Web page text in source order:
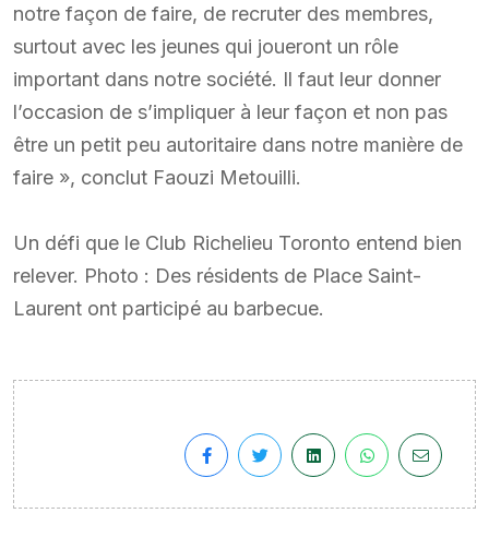
notre façon de faire, de recruter des membres,
surtout avec les jeunes qui joueront un rôle
important dans notre société. Il faut leur donner
l’occasion de s’impliquer à leur façon et non pas
être un petit peu autoritaire dans notre manière de
faire », conclut Faouzi Metouilli.
Un défi que le Club Richelieu Toronto entend bien
relever. Photo : Des résidents de Place Saint-
Laurent ont participé au barbecue.